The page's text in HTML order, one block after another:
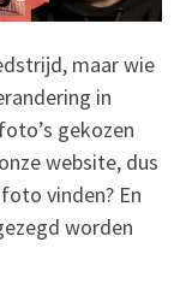
maar wie
in
gekozen
website, dus
vinden? En
worden